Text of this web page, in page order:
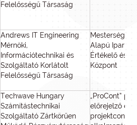
Felelősségű Társaság
Andrews IT Engineering
Mérnöki,
Információtechnikai és
Szolgáltató Korlátolt
Felelősségű Társaság
Mesterséges
Alapú Ipari
Értékelő és
Központ
Techwave Hungary
Számítástechnikai
Szolgáltató Zártkörűen
„ProCont”
előrejelző és